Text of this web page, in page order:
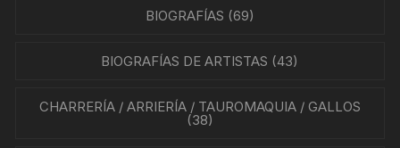
BIOGRAFÍAS (69)
BIOGRAFÍAS DE ARTISTAS (43)
CHARRERÍA / ARRIERÍA / TAUROMAQUIA / GALLOS
(38)